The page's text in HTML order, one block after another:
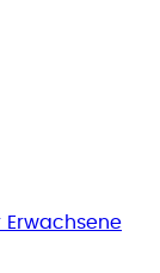
Erwachsene